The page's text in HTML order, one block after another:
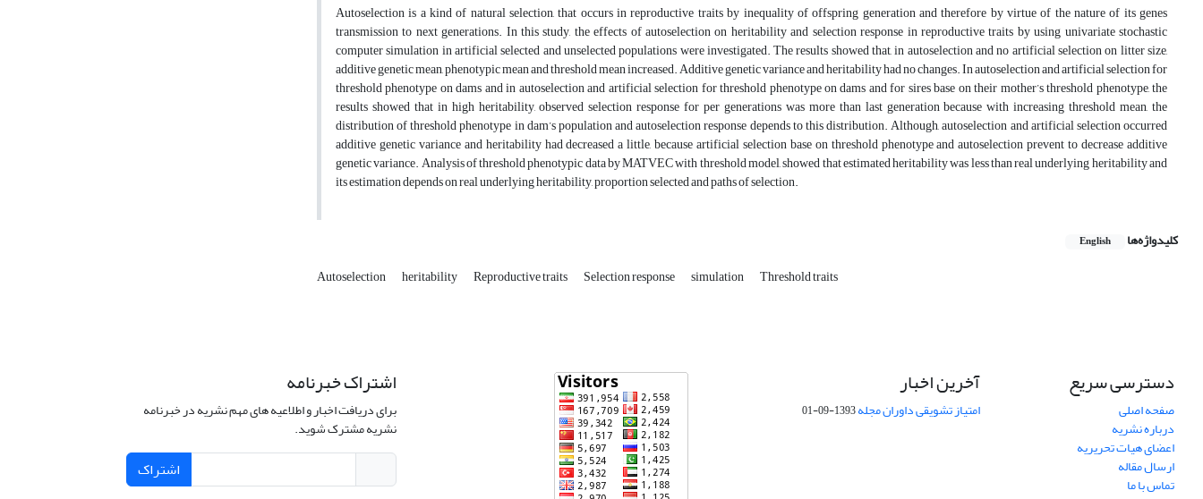
Autoselection is a kind of natural selection, that occurs in reproductive traits by inequality of offspring generation and therefore by virtue of the nature of its genes
transmission to next generations. In this study, the effects of autoselection on heritability and selection response in reproductive traits by using univariate stochastic
computer simulation in artificial selected and unselected populations were investigated. The results showed that, in autoselection and no artificial selection on litter size,
additive genetic mean, phenotypic mean and threshold mean increased. Additive genetic variance and heritability had no changes. In autoselection and artificial selection for
threshold phenotype on dams and in autoselection and artificial selection for threshold phenotype on dams and for sires base on their mother’s threshold phenotype, the
results showed that in high heritability, observed selection response for per generations was more than last generation because with increasing threshold mean, the
distribution of threshold phenotype in dam’s population and autoselection response depends to this distribution. Although, autoselection and artificial selection occurred
additive genetic variance and heritability had decreased a little, because artificial selection base on threshold phenotype and autoselection prevent to decrease additive
genetic variance. Analysis of threshold phenotypic data by MATVEC with threshold model, showed that estimated heritability was less than real underlying heritability and
its estimation depends on real underlying heritability, proportion selected and paths of selection.
کلیدواژه‌ها English
Autoselection heritability Reproductive traits Selection response simulation Threshold traits
دسترسی سریع
صفحه اصلی
درباره نشریه
اعضای هیات تحریریه
ارسال مقاله
تماس با ما
آخرین اخبار
امتیاز تشویقی داوران مجله1393-09-01
اشتراک خبرنامه
برای دریافت اخبار و اطلاعیه های مهم نشریه در خبرنامه
نشریه مشترک شوید.
اشتراک